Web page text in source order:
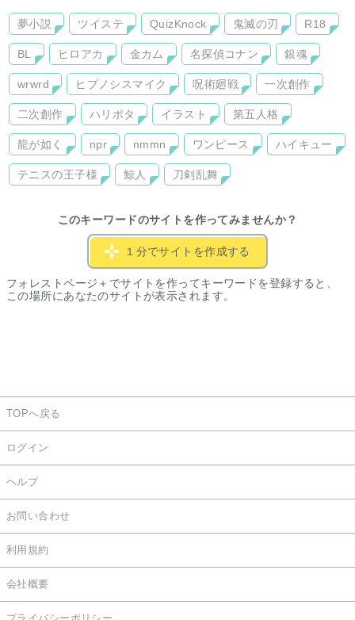
夢小説 ツイステ QuizKnock 鬼滅の刃 R18
BL ヒロアカ 金カム 名探偵コナン 銀魂
wrwrd ヒプノシスマイク 呪術廻戦 一次創作
二次創作 ハリポタ イラスト 第五人格
龍が如く npr nmmn ワンピース ハイキュー
テニスの王子様 鯨人 刀剣乱舞
このキーワードのサイトを作ってみませんか？
１分でサイトを作成する
フォレストページ＋でサイトを作ってキーワードを登録すると、
この場所にあなたのサイトが表示されます。
TOPへ戻る
ログイン
ヘルプ
お問い合わせ
利用規約
会社概要